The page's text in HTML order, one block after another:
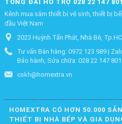
TỔNG ĐÀI HỖ TRỢ 028 22 147
Kênh mua sắm thiết bị vệ sinh, thiết bị
đầu Việt Nam
2023 Huỳnh Tấn Phát, Nhà Bè,
Tư vấn Bán hàng: 0972 123 989 |
Bảo hành, Sửa chữa: 028 22 147 801
cskh@homextra.vn
HOMEXTRA CÓ HƠN 50.000
THIẾT BỊ NHÀ BẾP VÀ GIA